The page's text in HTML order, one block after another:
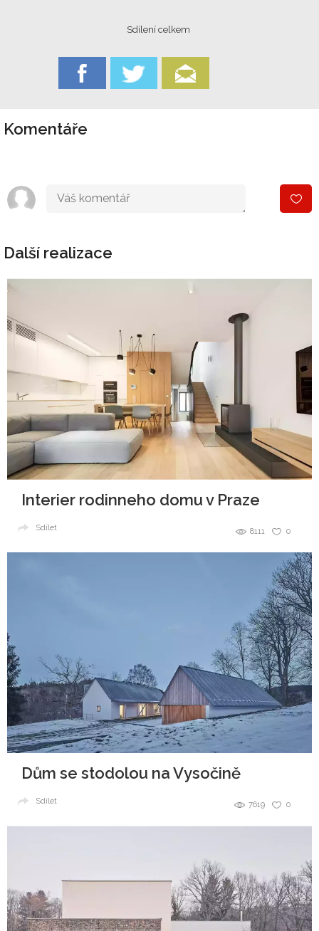
Sdílení celkem
Komentáře
Další realizace
Interier rodinneho domu v Praze
0
8111
Sdílet
Dům se stodolou na Vysočině
0
7619
Sdílet